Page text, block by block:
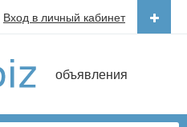
объявления
Вход в личный кабинет